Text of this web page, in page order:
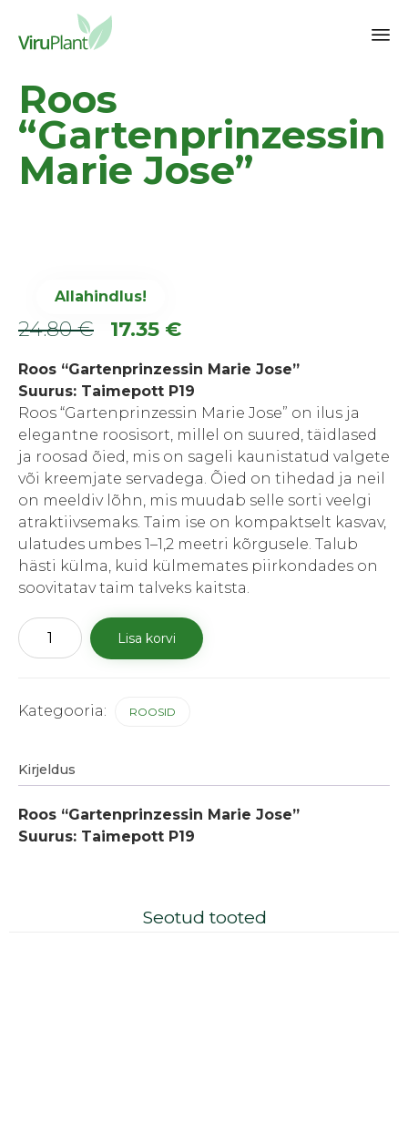
Roos
“Gartenprinzessin
Marie Jose”
Allahindlus!
24.80€
Algne
hind
oli:
24.80 €.
17.35 €Praegune
hind
on:
17.35 €.
Roos “Gartenprinzessin Marie Jose”
Suurus: Taimepott P19
Roos “Gartenprinzessin Marie Jose” on ilus ja
elegantne roosisort, millel on suured, täidlased
ja roosad õied, mis on sageli kaunistatud valgete
või kreemjate servadega. Õied on tihedad ja neil
on meeldiv lõhn, mis muudab selle sorti veelgi
atraktiivsemaks. Taim ise on kompaktselt kasvav,
ulatudes umbes 1–1,2 meetri kõrgusele. Talub
hästi külma, kuid külmemates piirkondades on
soovitatav taim talveks kaitsta.
Roos
"Gartenprinzessin
Marie
Lisa korvi
Kategooria: ROOSID
Kirjeldus
Roos “Gartenprinzessin Marie Jose”
Suurus: Taimepott P19
Seotud tooted